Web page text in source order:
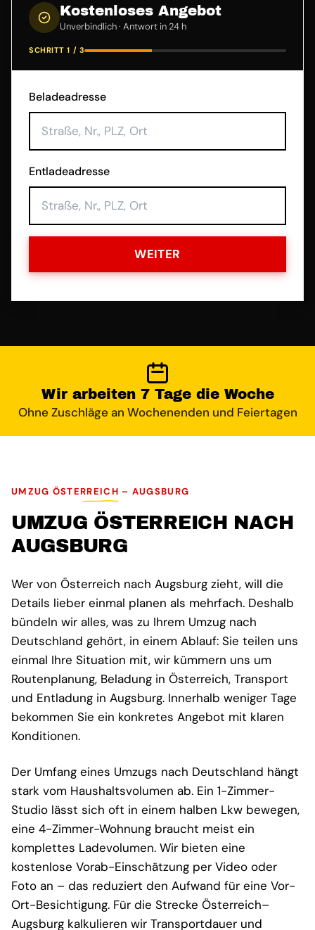
Kostenloses Angebot
Unverbindlich · Antwort in 24 h
SCHRITT 1 / 3
Beladeadresse
Entladeadresse
WEITER
Wir arbeiten 7 Tage die Woche
Ohne Zuschläge an Wochenenden und Feiertagen
UMZUG ÖSTERREICH – AUGSBURG
UMZUG ÖSTERREICH NACH
AUGSBURG
Wer von Österreich nach Augsburg zieht, will die
Details lieber einmal planen als mehrfach. Deshalb
bündeln wir alles, was zu Ihrem Umzug nach
Deutschland gehört, in einem Ablauf: Sie teilen uns
einmal Ihre Situation mit, wir kümmern uns um
Routenplanung, Beladung in Österreich, Transport
und Entladung in Augsburg. Innerhalb weniger Tage
bekommen Sie ein konkretes Angebot mit klaren
Konditionen.
Der Umfang eines Umzugs nach Deutschland hängt
stark vom Haushaltsvolumen ab. Ein 1-Zimmer-
Studio lässt sich oft in einem halben Lkw bewegen,
eine 4-Zimmer-Wohnung braucht meist ein
komplettes Ladevolumen. Wir bieten eine
kostenlose Vorab-Einschätzung per Video oder
Foto an – das reduziert den Aufwand für eine Vor-
Ort-Besichtigung. Für die Strecke Österreich–
Augsburg kalkulieren wir Transportdauer und